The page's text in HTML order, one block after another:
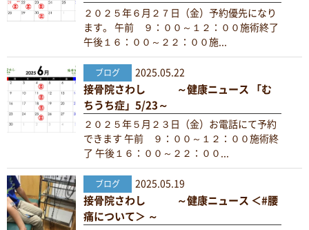
２０２５年６月２７日（金）予約優先になり
ます。 午前 ９：００～１２：００施術終了
午後１６：００～２２：００施...
ブログ 2025.05.22
接骨院さわし ～健康ニュース 「む
ちうち症」5/23～
２０２５年５月２３日（金）お電話にて予約
できます 午前 ９：００～１２：００施術終
了 午後１６：００～２２：００...
ブログ 2025.05.19
接骨院さわし ～健康ニュース ＜#腰
痛について＞ ～